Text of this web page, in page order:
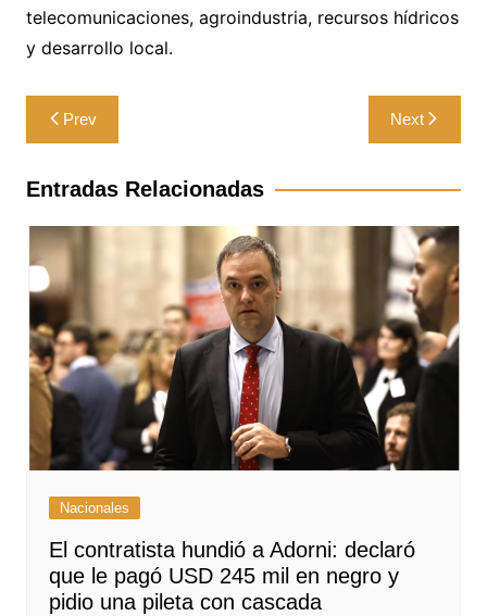
telecomunicaciones, agroindustria, recursos hídricos
y desarrollo local.
Navegación
de
entradas
Prev Next
Entradas Relacionadas
Nacionales
El contratista hundió a Adorni: declaró
que le pagó USD 245 mil en negro y
pidio una pileta con cascada